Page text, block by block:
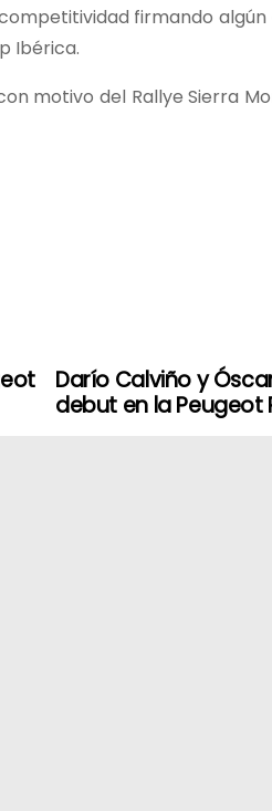
firmando
Ibérica.
motivo del Rallye Sierra
Darío Calviño y
debut en la Peugeot